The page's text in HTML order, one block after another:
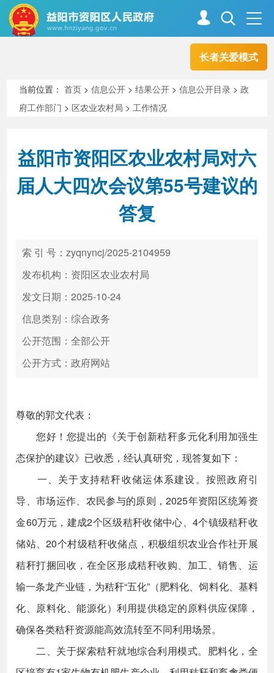
长者关爱模式
走进资阳
新闻中心 解读回应
高效办成一件事
当前位置：首页 >信息公开 >结果公开 >信息公开目录 >政
府工作部门 > 区农业农村局 >工作情况
益阳市资阳区农业农村局对六
届人大四次会议第55号建议的
答复
索 引 号：zyqnyncj/2025-2104959
发布机构：资阳区农业农村局
发文日期：2025-10-24
信息类别：综合政务
公开范围：全部公开
公开方式：政府网站
尊敬的郭文代表：
您好！您提出的《关于创新秸秆多元化利用加强生
态保护的建议》已收悉，经认真研究，现答复如下：
一、关于支持秸秆收储运体系建设。按照政府引
导、市场运作、农民参与的原则，2025年资阳区统筹资
金60万元，建成2个区级秸秆收储中心、4个镇级秸秆收
储站、20个村级秸秆收储点，积极组织农业合作社开展
秸秆打捆回收，在全区形成秸秆收购、加工、销售、运
输一条龙产业链，为秸秆“五化”（肥料化、饲料化、基料
化、原料化、能源化）利用提供稳定的原料供应保障，
确保各类秸秆资源能高效流转至不同利用场景。
二、关于探索秸秆就地综合利用模式。肥料化，全